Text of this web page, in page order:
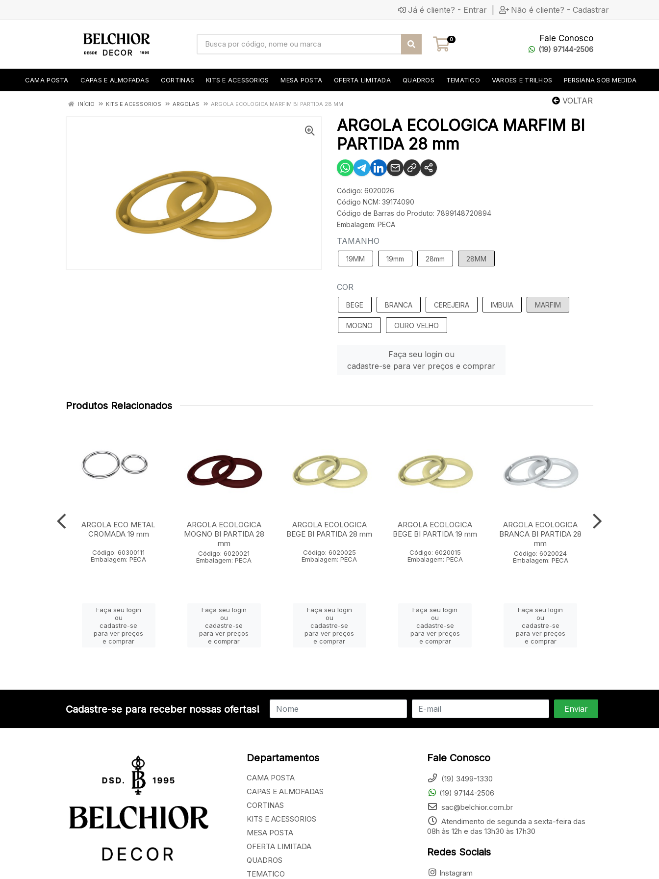
Já é cliente? - Entrar Não é cliente? - Cadastrar
0 Fale Conosco
(19) 97144-2506
CAMA POSTA CAPAS E ALMOFADAS CORTINAS KITS E ACESSORIOS MESA POSTA OFERTA LIMITADA QUADROS TEMATICO VAROES E TRILHOS PERSIANA SOB MEDIDA
VOLTAR
INÍCIO KITS E ACESSORIOS ARGOLAS ARGOLA ECOLOGICA MARFIM BI PARTIDA 28 MM
ARGOLA ECOLOGICA MARFIM BI
PARTIDA 28 mm
Código: 6020026
Código NCM: 39174090
Código de Barras do Produto: 7899148720894
Embalagem: PECA
TAMANHO
19MM 19mm 28mm 28MM
COR
BEGE BRANCA CEREJEIRA IMBUIA MARFIM
MOGNO OURO VELHO
Faça seu login ou
cadastre-se para ver preços e comprar
Produtos Relacionados
ARGOLA ECO METAL
CROMADA 19 mm
Código: 60300111
Embalagem: PECA
Faça seu login
ou
cadastre-se
para ver preços
e comprar
ARGOLA ECOLOGICA
MOGNO BI PARTIDA 28
mm
Código: 6020021
Embalagem: PECA
Faça seu login
ou
cadastre-se
para ver preços
e comprar
ARGOLA ECOLOGICA
BEGE BI PARTIDA 28 mm
Código: 6020025
Embalagem: PECA
Faça seu login
ou
cadastre-se
para ver preços
e comprar
ARGOLA ECOLOGICA
BEGE BI PARTIDA 19 mm
Código: 6020015
Embalagem: PECA
Faça seu login
ou
cadastre-se
para ver preços
e comprar
ARGOLA ECOLOGICA
BRANCA BI PARTIDA 28
mm
Código: 6020024
Embalagem: PECA
Faça seu login
ou
cadastre-se
para ver preços
e comprar
Cadastre-se para receber nossas ofertas!
Departamentos
CAMA POSTA
CAPAS E ALMOFADAS
CORTINAS
KITS E ACESSORIOS
MESA POSTA
OFERTA LIMITADA
QUADROS
TEMATICO
Fale Conosco
(19) 3499-1330
(19) 97144-2506
sac@belchior.com.br
Atendimento de segunda a sexta-feira das
08h às 12h e das 13h30 às 17h30
Redes Sociais
Instagram